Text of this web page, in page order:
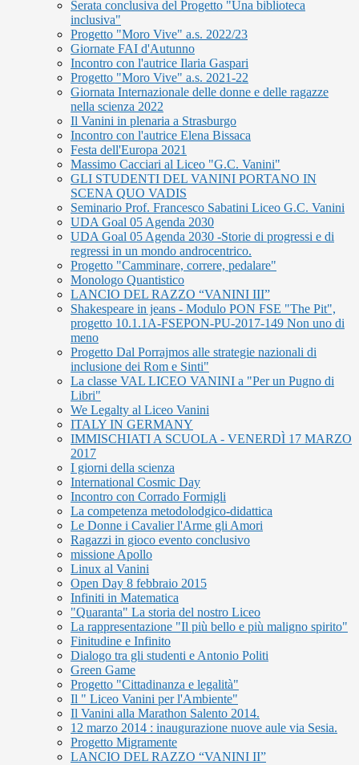
Serata conclusiva del Progetto "Una biblioteca
inclusiva"
Progetto "Moro Vive" a.s. 2022/23
Giornate FAI d'Autunno
Incontro con l'autrice Ilaria Gaspari
Progetto "Moro Vive" a.s. 2021-22
Giornata Internazionale delle donne e delle ragazze
nella scienza 2022
Il Vanini in plenaria a Strasburgo
Incontro con l'autrice Elena Bissaca
Festa dell'Europa 2021
Massimo Cacciari al Liceo "G.C. Vanini"
GLI STUDENTI DEL VANINI PORTANO IN
SCENA QUO VADIS
Seminario Prof. Francesco Sabatini Liceo G.C. Vanini
UDA Goal 05 Agenda 2030
UDA Goal 05 Agenda 2030 -Storie di progressi e di
regressi in un mondo androcentrico.
Progetto "Camminare, correre, pedalare"
Monologo Quantistico
LANCIO DEL RAZZO “VANINI III”
Shakespeare in jeans - Modulo PON FSE "The Pit",
progetto 10.1.1A-FSEPON-PU-2017-149 Non uno di
meno
Progetto Dal Porrajmos alle strategie nazionali di
inclusione dei Rom e Sinti"
La classe VAL LICEO VANINI a "Per un Pugno di
Libri"
We Legalty al Liceo Vanini
ITALY IN GERMANY
IMMISCHIATI A SCUOLA - VENERDÌ 17 MARZO
2017
I giorni della scienza
International Cosmic Day
Incontro con Corrado Formigli
La competenza metodolodgico-didattica
Le Donne i Cavalier l'Arme gli Amori
Ragazzi in gioco evento conclusivo
missione Apollo
Linux al Vanini
Open Day 8 febbraio 2015
Infiniti in Matematica
"Quaranta" La storia del nostro Liceo
La rappresentazione "Il più bello e più maligno spirito"
Finitudine e Infinito
Dialogo tra gli studenti e Antonio Politi
Green Game
Progetto "Cittadinanza e legalità"
Il " Liceo Vanini per l'Ambiente"
Il Vanini alla Marathon Salento 2014.
12 marzo 2014 : inaugurazione nuove aule via Sesia.
Progetto Migramente
LANCIO DEL RAZZO “VANINI II”